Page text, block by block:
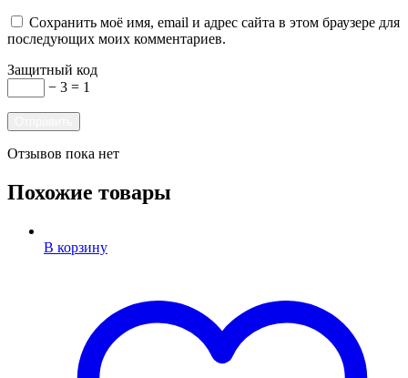
Сохранить моё имя, email и адрес сайта в этом браузере для
последующих моих комментариев.
Защитный код
− 3 = 1
Отзывов пока нет
Похожие товары
В корзину